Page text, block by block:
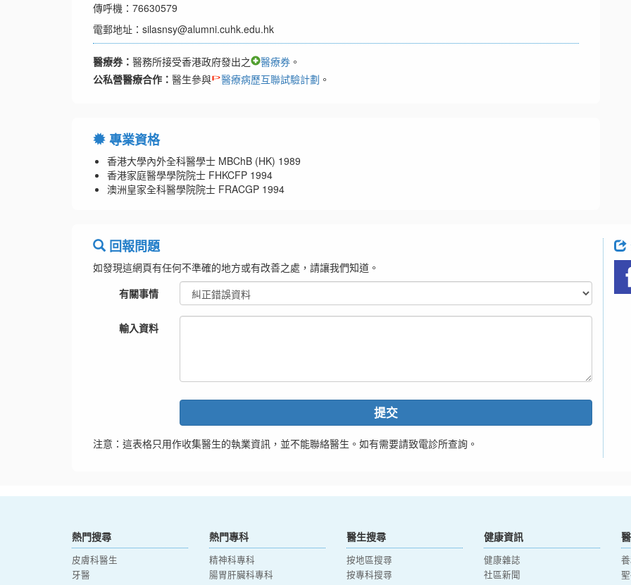
傳呼機：76630579
電郵地址：silasnsy@alumni.cuhk.edu.hk
醫療券： 醫務所接受香港政府發出之 醫療券 。
公私營醫療合作： 醫生參與 醫療病歷互聯試驗計劃 。
專業資格
香港大學內外全科醫學士 MBChB (HK) 1989
香港家庭醫學學院院士 FHKCFP 1994
澳洲皇家全科醫學院院士 FRACGP 1994
回報問題
如發現這網頁有任何不準確的地方或有改善之處，請讓我們知道。
有關事情
輸入資料
提交
注意：這表格只用作收集醫生的執業資訊，並不能聯絡醫生。如有需要請致電診所查詢。
熱門搜尋
皮膚科醫生
牙醫
熱門專科
精神科專科
腸胃肝臟科專科
醫生搜尋
按地區搜尋
按專科搜尋
健康資訊
健康雜誌
社區新聞